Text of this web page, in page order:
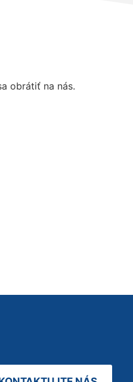
obrátiť na nás.